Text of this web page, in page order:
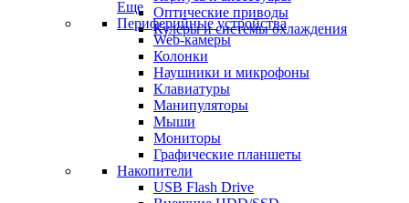
Оптические приводы
Кулеры и системы охлаждения
Еще
Периферийные устройства
Web-камеры
Колонки
Наушники и микрофоны
Клавиатуры
Манипуляторы
Мыши
Мониторы
Графические планшеты
Накопители
USB Flash Drive